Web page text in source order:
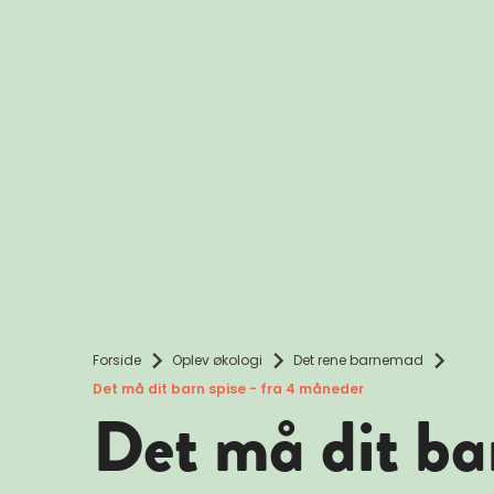
Forside Oplev økologi
Det rene barnemad
Det må dit barn spise - fra 4 måneder
Det må dit